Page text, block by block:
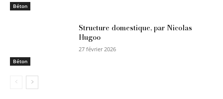
Béton
Béton
Structure domestique, par Nicolas
Hugoo
27 février 2026